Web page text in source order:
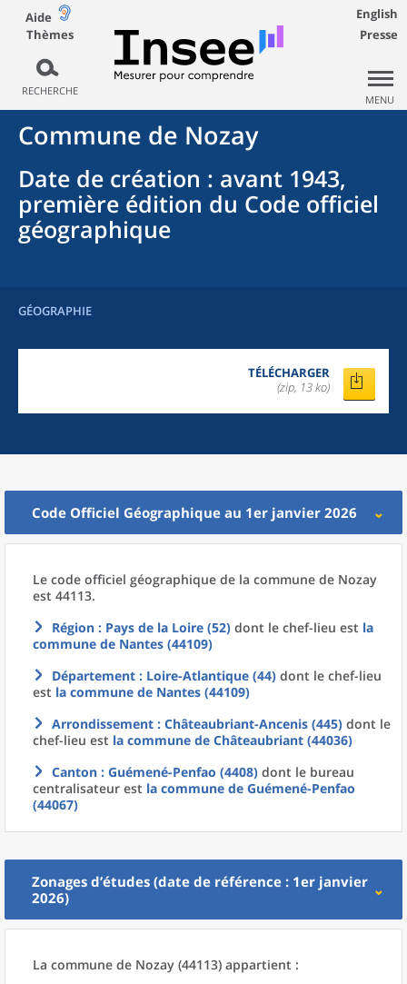
Aide
Thèmes
RECHERCHE
English
Presse
MENU
Commune de Nozay
Date de création : avant 1943,
première édition du Code officiel
géographique
GÉOGRAPHIE
TÉLÉCHARGER
(zip, 13 ko)
Code Officiel Géographique au 1er janvier 2026
Le code officiel géographique de la commune de Nozay
est 44113.
Région : Pays de la Loire (52) dont le chef-lieu est la
commune de Nantes (44109)
Département : Loire-Atlantique (44) dont le chef-lieu
est la commune de Nantes (44109)
Arrondissement : Châteaubriant-Ancenis (445) dont le
chef-lieu est la commune de Châteaubriant (44036)
Canton : Guémené-Penfao (4408) dont le bureau
centralisateur est la commune de Guémené-Penfao
(44067)
Zonages d’études (date de référence : 1er janvier
2026)
La commune de Nozay (44113) appartient :